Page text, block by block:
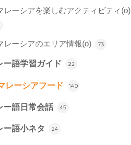
レーシアを楽しむアクティビティ(o)
レーシアのエリア情報(o) 73
ー語学習ガイド 22
レーシアフード 140
ー語日常会話 45
ー語小ネタ 24